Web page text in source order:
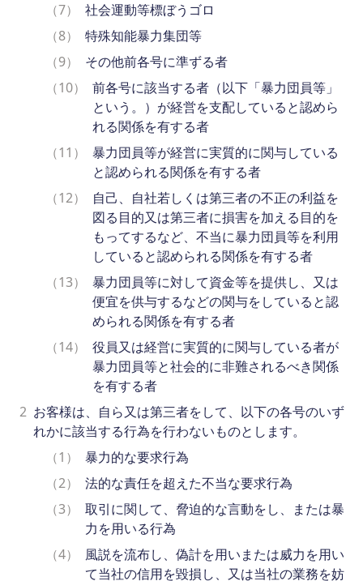
（7）
社会運動等標ぼうゴロ
（8）
特殊知能暴力集団等
（9）
その他前各号に準ずる者
（10）
前各号に該当する者（以下「暴力団員等」
という。）が経営を支配していると認めら
れる関係を有する者
（11）
暴力団員等が経営に実質的に関与している
と認められる関係を有する者
（12）
自己、自社若しくは第三者の不正の利益を
図る目的又は第三者に損害を加える目的を
もってするなど、不当に暴力団員等を利用
していると認められる関係を有する者
（13）
暴力団員等に対して資金等を提供し、又は
便宜を供与するなどの関与をしていると認
められる関係を有する者
（14）
役員又は経営に実質的に関与している者が
暴力団員等と社会的に非難されるべき関係
を有する者
2 お客様は、自ら又は第三者をして、以下の各号のいず
れかに該当する行為を行わないものとします。
（1）
暴力的な要求行為
（2）
法的な責任を超えた不当な要求行為
（3）
取引に関して、脅迫的な言動をし、または暴
力を用いる行為
（4）
風説を流布し、偽計を用いまたは威力を用い
て当社の信用を毀損し、又は当社の業務を妨